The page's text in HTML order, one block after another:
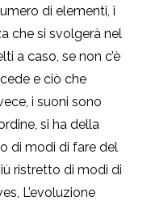
di elementi, i
che si svolgerà nel
a caso, se non c’è
e ciò che
i suoni sono
si ha della
di modi di fare del
ristretto di modi di
L’evoluzione